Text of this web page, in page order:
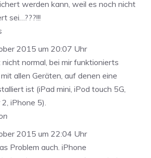
werden kann, weil es noch nicht
sei…???!!!
2015 um 20:07 Uhr
nicht normal, bei mir funktionierts
allen Geräten, auf denen eine
ist (iPad mini, iPod touch 5G,
iPhone 5).
2015 um 22:04 Uhr
Problem auch. iPhone